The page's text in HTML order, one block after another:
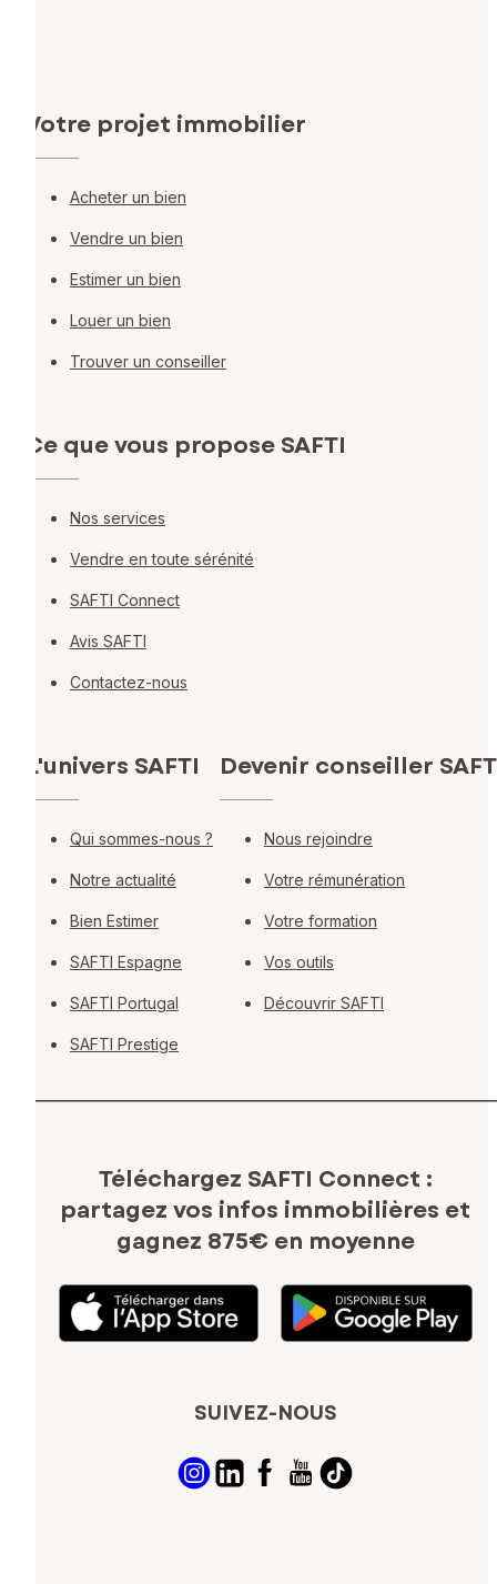
Votre projet immobilier
Acheter un bien
Vendre un bien
Estimer un bien
Louer un bien
Trouver un conseiller
Ce que vous propose SAFTI
Nos services
Vendre en toute sérénité
SAFTI Connect
Avis SAFTI
Contactez-nous
L'univers SAFTI
Qui sommes-nous ?
Notre actualité
Bien Estimer
SAFTI Espagne
SAFTI Portugal
SAFTI Prestige
Devenir conseiller
Nous rejoindre
Votre rémunération
Votre formation
Vos outils
Découvrir SAFTI
Téléchargez SAFTI Connect :
partagez vos infos immobilières et
gagnez 875€ en moyenne
SUIVEZ-NOUS